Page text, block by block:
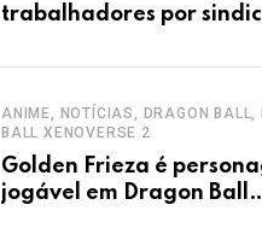
trabalhadores por
ANIME, NOTÍCIAS, DRAGON BALL,
BALL XENOVERSE 2
Golden Frieza é
jogável em Dragon Ball